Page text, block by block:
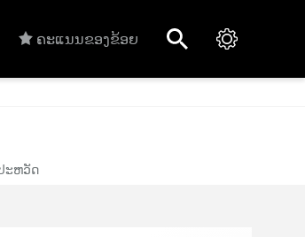
ຄະແນນຂອງຂ້ອຍ
ະຫວັດ